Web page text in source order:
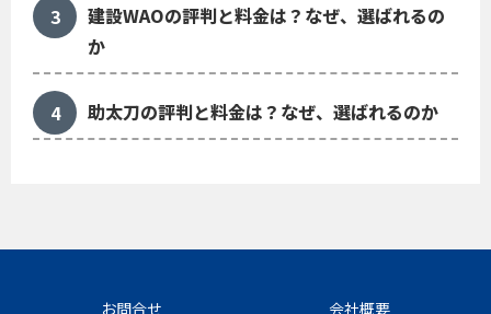
建設WAOの評判と料金は？なぜ、選ばれるの
か
助太刀の評判と料金は？なぜ、選ばれるのか
お問合せ 会社概要